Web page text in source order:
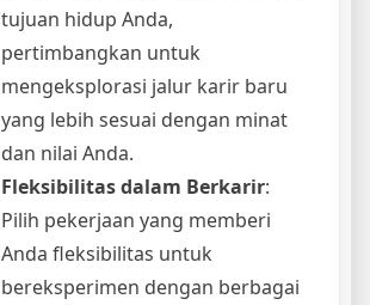
tujuan hidup Anda,
pertimbangkan untuk
mengeksplorasi jalur karir baru
yang lebih sesuai dengan minat
dan nilai Anda.
Fleksibilitas dalam Berkarir:
Pilih pekerjaan yang memberi
Anda fleksibilitas untuk
bereksperimen dengan berbagai